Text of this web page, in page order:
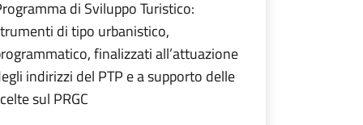
di Sviluppo Turistico:
di tipo urbanistico,
finalizzati all’attuazione
indirizzi del PTP e a supporto delle
sul PRGC